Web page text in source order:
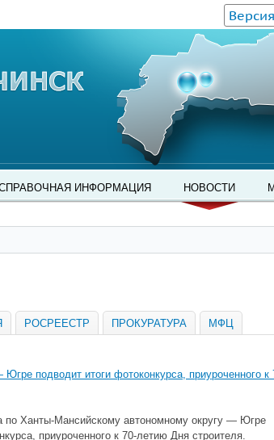
ИНФОРМАЦИЯ НОВОСТИ
РОСРЕЕСТР ПРОКУРАТУРА МФЦ
подводит итоги фотоконкурса, приуроченного к
по Ханты‑Мансийскому автономному округу — Югре
приуроченного к 70‑летию Дня строителя.